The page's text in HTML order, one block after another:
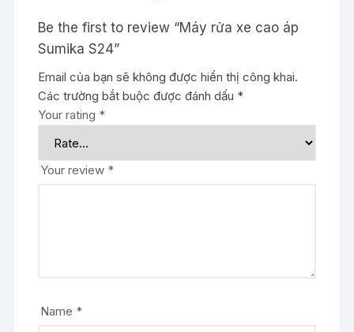
Be the first to review “Máy rửa xe cao áp
Sumika S24”
Email của bạn sẽ không được hiển thị công khai.
Các trường bắt buộc được đánh dấu *
Your rating *
Your review *
Name *